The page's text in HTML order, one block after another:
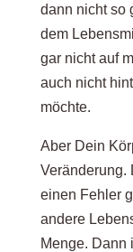
dann nicht so
dem
gar nicht auf
auch nicht
möchte.
Aber Dein
Veränderung.
einen Fehler
andere
Menge. Dann